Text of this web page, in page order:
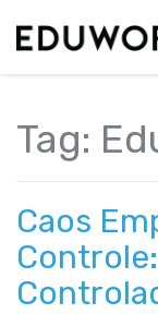
Tag:
Caos